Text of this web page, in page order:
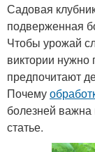
Садовая
подверженная
Чтобы урожай
виктории
предпочитают
Почему
болезней
статье.